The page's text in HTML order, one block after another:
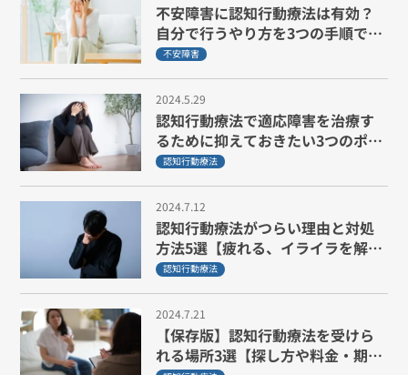
不安障害に認知行動療法は有効？
自分で行うやり方を3つの手順で説
明！
不安障害
2024.5.29
認知行動療法で適応障害を治療す
るために抑えておきたい3つのポイ
ントを解説
認知行動療法
2024.7.12
認知行動療法がつらい理由と対処
方法5選【疲れる、イライラを解
消】
認知行動療法
2024.7.21
【保存版】認知行動療法を受けら
れる場所3選【探し方や料金・期間